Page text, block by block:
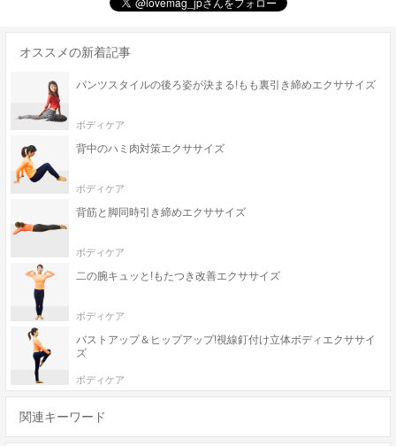
オススメの新着記事
パンツスタイルの後ろ姿が決まる!もも裏引き締めエクササイズ
ボディケア
背中のハミ肉対策エクササイズ
ボディケア
背筋と脚同時引き締めエクササイズ
ボディケア
二の腕キュッと!もたつき改善エクササイズ
ボディケア
バストアップ＆ヒップアップ!視線釘付け立体ボディエクササイ
ズ
ボディケア
関連キーワード